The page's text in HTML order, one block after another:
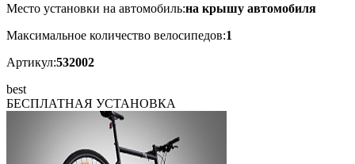
Место установки на автомобиль:на крышу автомобиля
Максимальное количество велосипедов:1
Артикул:532002
best
БЕСПЛАТНАЯ УСТАНОВКА